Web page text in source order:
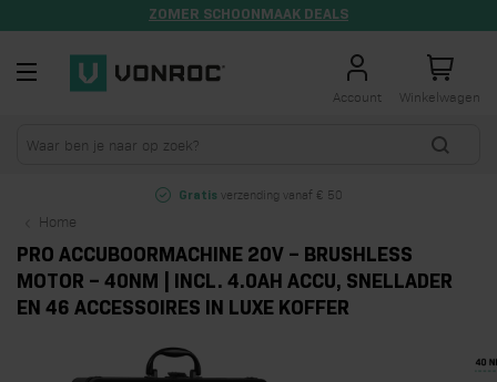
ZOMER SCHOONMAAK DEALS
Account Winkelwagen
Gratis verzending vanaf € 50
Home
PRO ACCUBOORMACHINE 20V – BRUSHLESS
MOTOR – 40NM | INCL. 4.0AH ACCU, SNELLADER
EN 46 ACCESSOIRES IN LUXE KOFFER